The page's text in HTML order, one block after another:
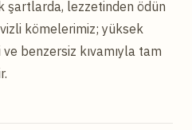
şartlarda, lezzetinden ödün
kömelerimiz; yüksek
benzersiz kıvamıyla tam